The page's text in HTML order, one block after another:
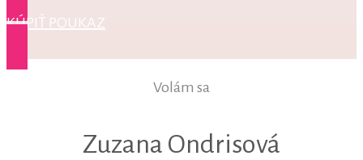
KÚPIŤ POUKAZ
Volám sa
Zuzana Ondrisová